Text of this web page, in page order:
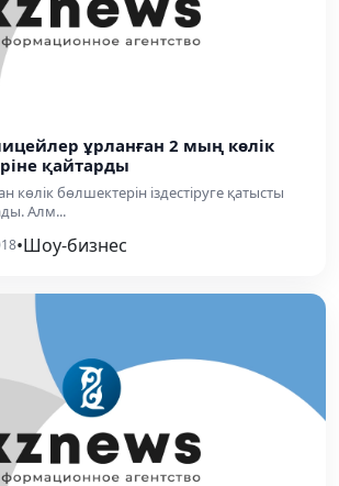
ұрланған 2 мың көлік
қайтарды
көлік бөлшектерін іздестіруге қатысты
Алм...
•Шоу-бизнес